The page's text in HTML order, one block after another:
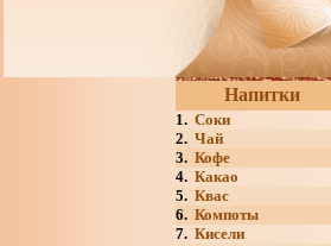
Напитки
1. Соки
2. Чай
3. Кофе
4. Какао
5. Квас
6. Компоты
7. Кисели